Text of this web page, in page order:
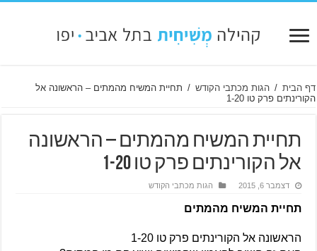
דף הבית / הגות מכתבי הקודש / תחיית המשיח מהמתים – הראשונה אל
הקורינתים פרק טו 1-20
תחיית המשיח מהמתים – הראשונה
אל הקורינתים פרק טו 1-20
דצמבר 6, 2015 הגות מכתבי הקודש
תחיית המשיח מהמתים
הראשונה אל הקורינתים פרק טו 1-20